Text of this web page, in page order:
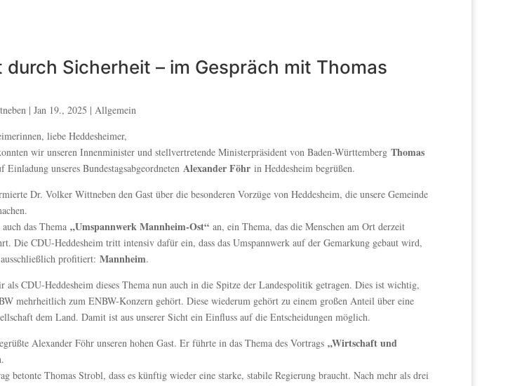
durch Sicherheit – im Gespräch mit Thomas
| Jan 19., 2025 | Allgemein
liebe Heddesheimer,
wir unseren Innenminister und stellvertretende Ministerpräsident von Baden-Württemberg Thomas
Einladung unseres Bundestagsabgeordneten Alexander Föhrin Heddesheim begrüßen.
Dr. Volker Wittneben den Gast über die besonderen Vorzüge von Heddesheim, die unsere Gemeinde
das Thema „Umspannwerk Mannheim-Ost“ an, ein Thema, das die Menschen am Ort derzeit
Die CDU-Heddesheim tritt intensiv dafür ein, dass das Umspannwerk auf der Gemarkung gebaut wird,
profitiert: Mannheim.
als CDU-Heddesheim dieses Thema nun auch in die Spitze der Landespolitik getragen. Dies ist wichtig,
mehrheitlich zum ENBW-Konzern gehört. Diese wiederum gehört zu einem großen Anteil über eine
dem Land. Damit ist aus unserer Sicht ein Einfluss auf die Entscheidungen möglich.
Alexander Föhr unseren hohen Gast. Er führte in das Thema des Vortrags „Wirtschaft und
betonte Thomas Strobl, dass es künftig wieder eine starke, stabile Regierung braucht. Nach mehr als drei